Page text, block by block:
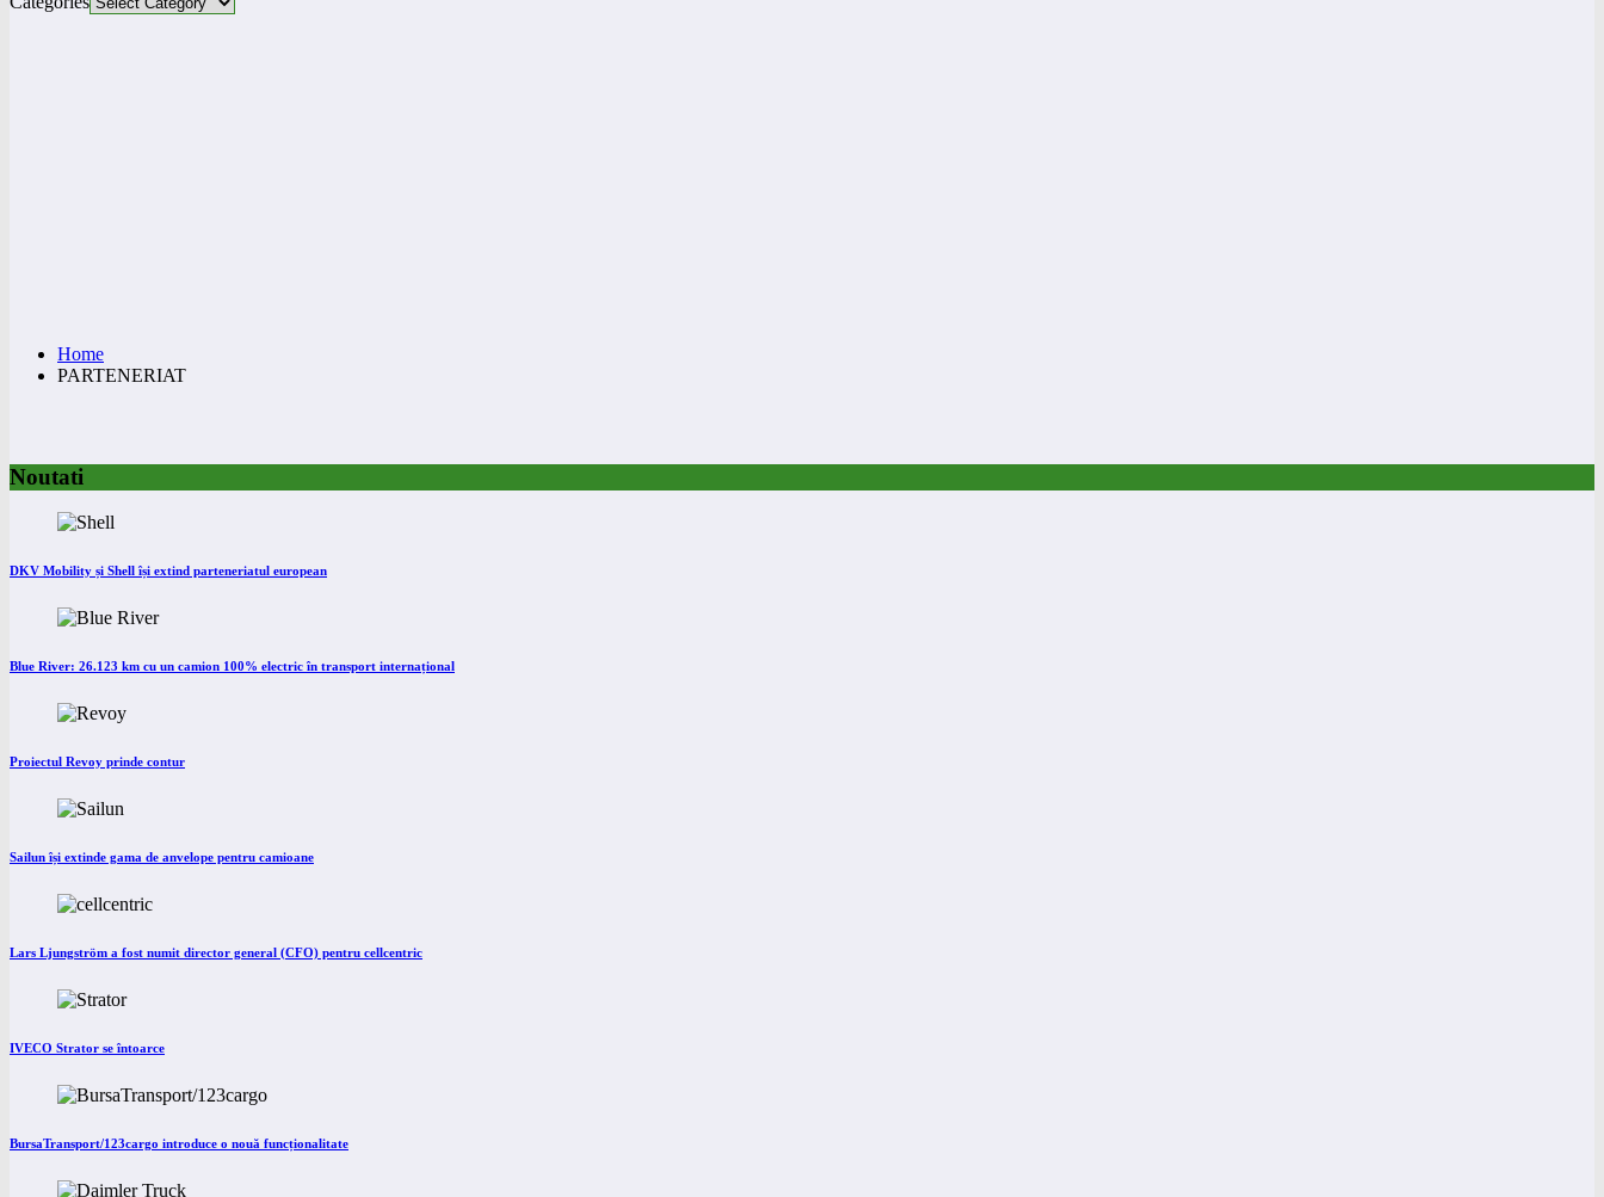
Home
PARTENERIAT
Noutati
DKV Mobility și Shell își extind parteneriatul european
Blue River: 26.123 km cu un camion 100% electric în transport internațional
Proiectul Revoy prinde contur
Sailun își extinde gama de anvelope pentru camioane
Lars Ljungström a fost numit director general (CFO) pentru cellcentric
IVECO Strator se întoarce
BursaTransport/123cargo introduce o nouă funcționalitate